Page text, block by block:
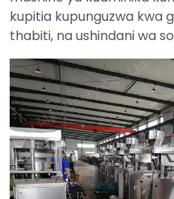
kupitia kupunguzwa kwa
thabiti, na ushindani wa